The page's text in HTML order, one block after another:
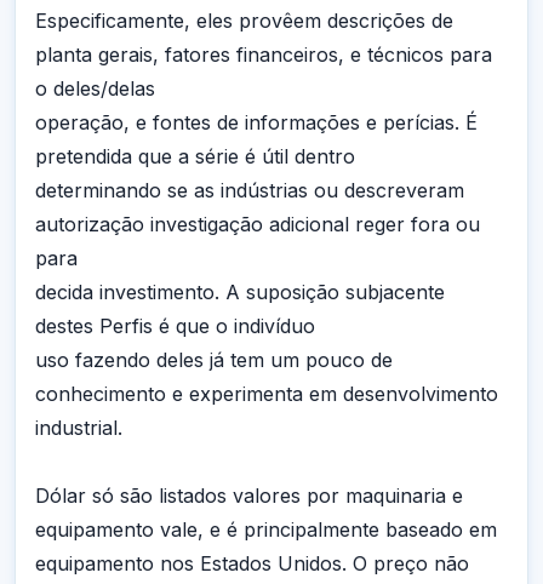
Especificamente, eles provêem descrições de
planta gerais, fatores financeiros, e técnicos para
o deles/delas
operação, e fontes de informações e perícias. É
pretendida que a série é útil dentro
determinando se as indústrias ou descreveram
autorização investigação adicional reger fora ou
para
decida investimento. A suposição subjacente
destes Perfis é que o indivíduo
uso fazendo deles já tem um pouco de
conhecimento e experimenta em desenvolvimento
industrial.
Dólar só são listados valores por maquinaria e
equipamento vale, e é principalmente baseado em
equipamento nos Estados Unidos. O preço não